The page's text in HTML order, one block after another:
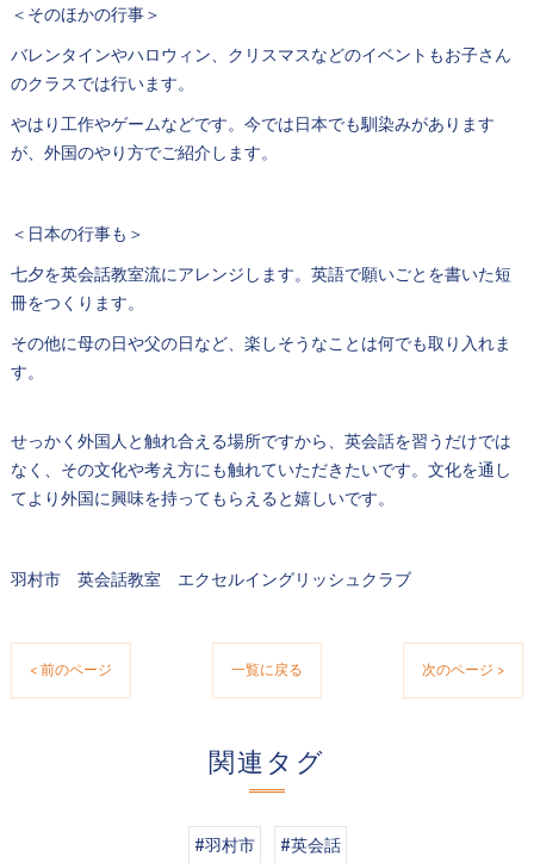
＜そのほかの行事＞
バレンタインやハロウィン、クリスマスなどのイベントもお子さん
のクラスでは行います。
やはり工作やゲームなどです。今では日本でも馴染みがあります
が、外国のやり方でご紹介します。
＜日本の行事も＞
七夕を英会話教室流にアレンジします。英語で願いごとを書いた短
冊をつくります。
その他に母の日や父の日など、楽しそうなことは何でも取り入れま
す。
せっかく外国人と触れ合える場所ですから、英会話を習うだけでは
なく、その文化や考え方にも触れていただきたいです。文化を通し
てより外国に興味を持ってもらえると嬉しいです。
羽村市 英会話教室 エクセルイングリッシュクラブ
< 前のページ 一覧に戻る 次のページ >
関連タグ
#羽村市 #英会話